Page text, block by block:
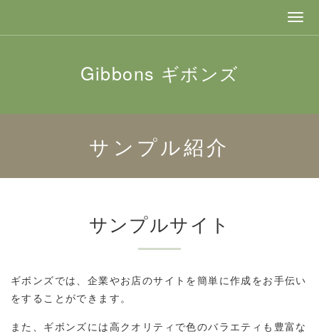
Gibbons ギボンズ
サンプル紹介
サンプルサイト
ギボンズでは、企業やお店のサイトを簡単に作成をお手伝い
をすることができます。
また、ギボンズには高クオリティで色のバラエティも豊富な